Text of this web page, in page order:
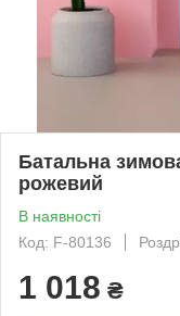
Батальна
рожевий
В наявності
Код: F-80136
1 018 ₴